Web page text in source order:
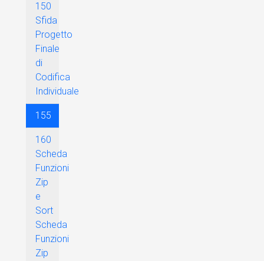
150
Sfida
Progetto
Finale
di
Codifica
Individuale
155
160
Scheda
Funzioni
Zip
e
Sort
Scheda
Funzioni
Zip